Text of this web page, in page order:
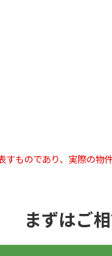
ものであり、実際の物
まずはご